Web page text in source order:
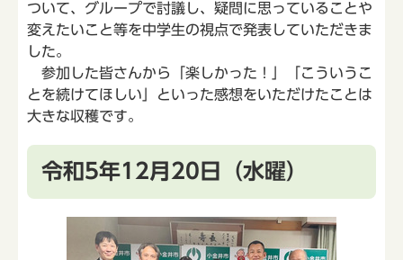
ついて、グループで討議し、疑問に思っていることや
変えたいこと等を中学生の視点で発表していただきま
した。
参加した皆さんから「楽しかった！」「こういうこ
とを続けてほしい」といった感想をいただけたことは
大きな収穫です。
令和5年12月20日（水曜）